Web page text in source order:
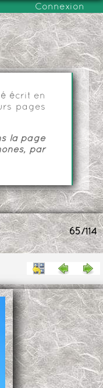
Connexion
écrit en
pages
la page
par
65/114